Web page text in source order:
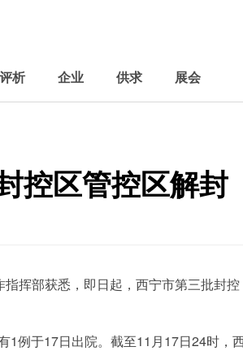
评析 企业 供求 展会
控区管控区解封
指挥部获悉，即日起，西宁市第三批封控
1例于17日出院。截至11月17日24时，